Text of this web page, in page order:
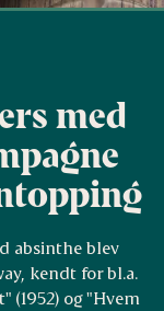
med
absinthe blev
kendt for bl.a.
(1952) og "Hvem